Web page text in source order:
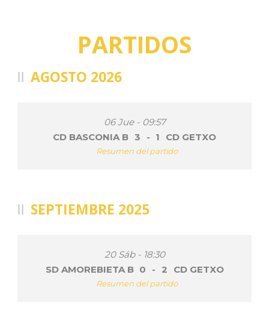
PARTIDOS
AGOSTO 2026
06 Jue - 09:57
CD BASCONIA B 3 - 1 CD GETXO
Resumen del partido
SEPTIEMBRE 2025
20 Sáb - 18:30
SD AMOREBIETA B 0 - 2 CD GETXO
Resumen del partido